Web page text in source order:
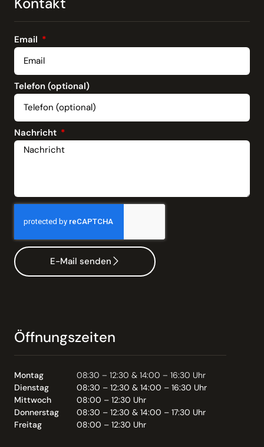
Email
Telefon (optional)
Nachricht
E-Mail senden
Öffnungszeiten
Montag
08:30 – 12:30 & 14:00 – 16:30 Uhr
Dienstag
08:30 – 12:30 & 14:00 – 16:30 Uhr
Mittwoch
08:00 – 12:30 Uhr
Donnerstag
08:30 – 12:30 & 14:00 – 17:30 Uhr
Freitag
08:00 – 12:30 Uhr